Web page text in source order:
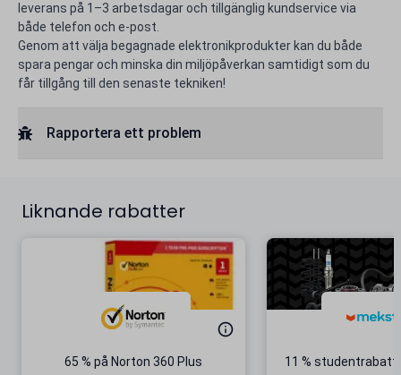
leverans på 1–3 arbetsdagar och tillgänglig kundservice via
både telefon och e-post.
Genom att välja begagnade elektronikprodukter kan du både
spara pengar och minska din miljöpåverkan samtidigt som du
får tillgång till den senaste tekniken!
Rapportera ett problem
Liknande rabatter
65 % på Norton 360 Plus
11 % studentrabatt